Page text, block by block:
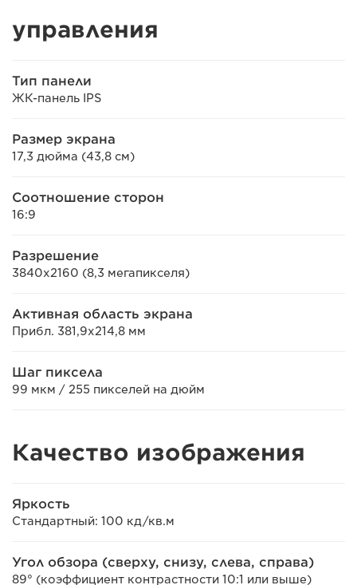
управления
Тип панели
ЖК-панель IPS
Размер экрана
17,3 дюйма (43,8 см)
Соотношение сторон
16:9
Разрешение
3840x2160 (8,3 мегапикселя)
Активная область экрана
Прибл. 381,9x214,8 мм
Шаг пиксела
99 мкм / 255 пикселей на дюйм
Качество изображения
Яркость
Стандартный: 100 кд/кв.м
Угол обзора (сверху, снизу, слева, справа)
89° (коэффициент контрастности 10:1 или выше)